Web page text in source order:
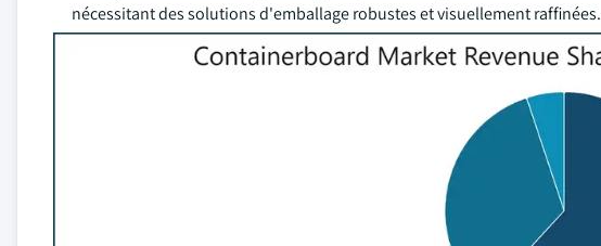
nécessitant des solutions d'emballage robustes et visuellement raffinées.